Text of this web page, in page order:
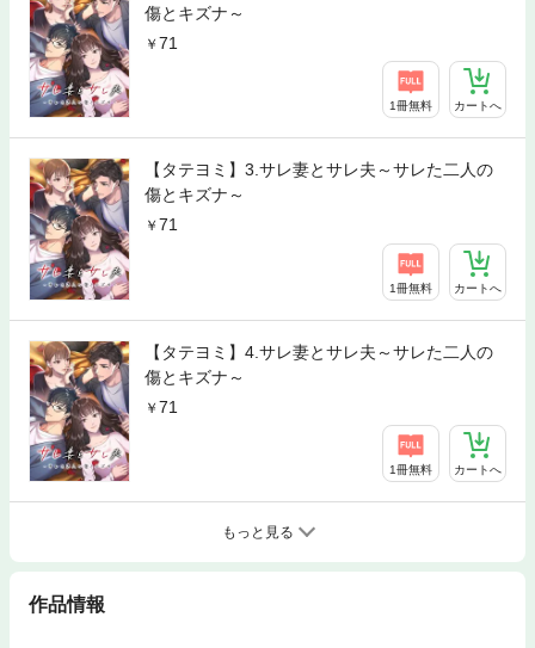
傷とキズナ～
71
1冊無料 カートへ
【タテヨミ】3.サレ妻とサレ夫～サレた二人の
傷とキズナ～
71
1冊無料 カートへ
【タテヨミ】4.サレ妻とサレ夫～サレた二人の
傷とキズナ～
71
1冊無料 カートへ
もっと見る
作品情報